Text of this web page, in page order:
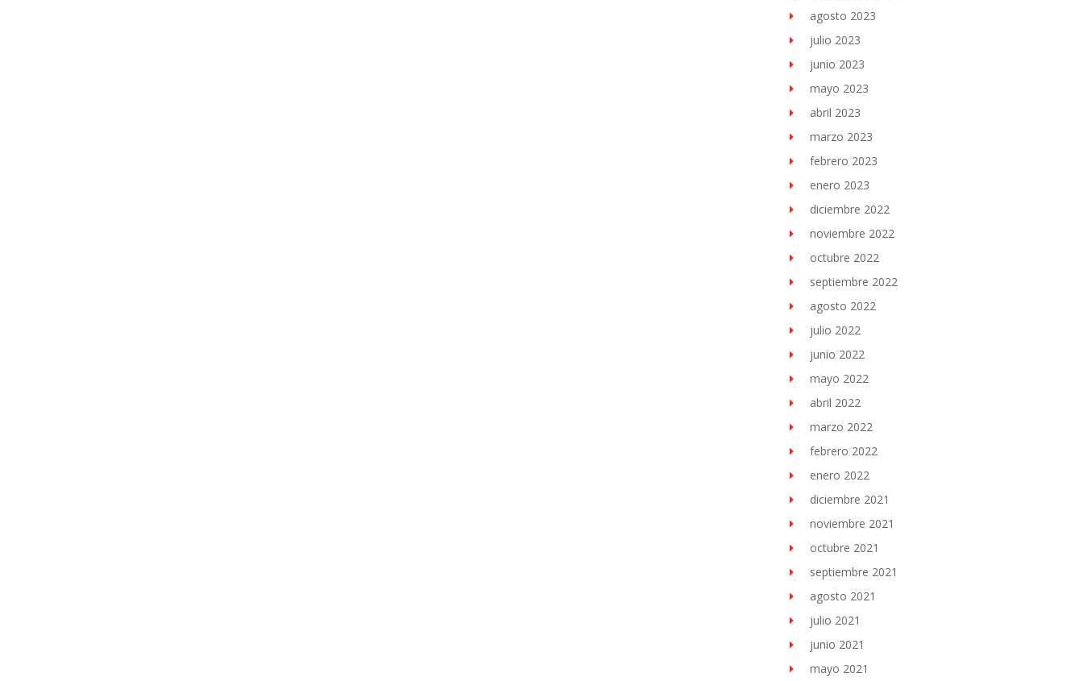
agosto 2023
julio 2023
junio 2023
mayo 2023
abril 2023
marzo 2023
febrero 2023
enero 2023
diciembre 2022
noviembre 2022
octubre 2022
septiembre 2022
agosto 2022
julio 2022
junio 2022
mayo 2022
abril 2022
marzo 2022
febrero 2022
enero 2022
diciembre 2021
noviembre 2021
octubre 2021
septiembre 2021
agosto 2021
julio 2021
junio 2021
mayo 2021